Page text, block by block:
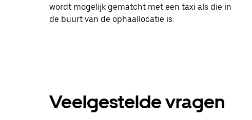
wordt mogelijk gematcht met een taxi als die in
de buurt van de ophaallocatie is.
Veelgestelde vragen